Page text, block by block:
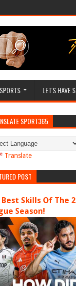
SPORTS LET'S HAVE
SPORT365
Translate
POST
Best Skills Of The
Season!